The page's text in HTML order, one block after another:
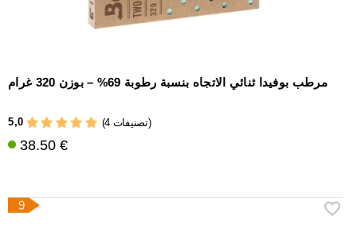
مرطب بوفيدا ثنائي الاتجاه بنسبة رطوبة 69% – بوزن 320 غرام
5,0 (4 تصنيفات)
38.50 €
9